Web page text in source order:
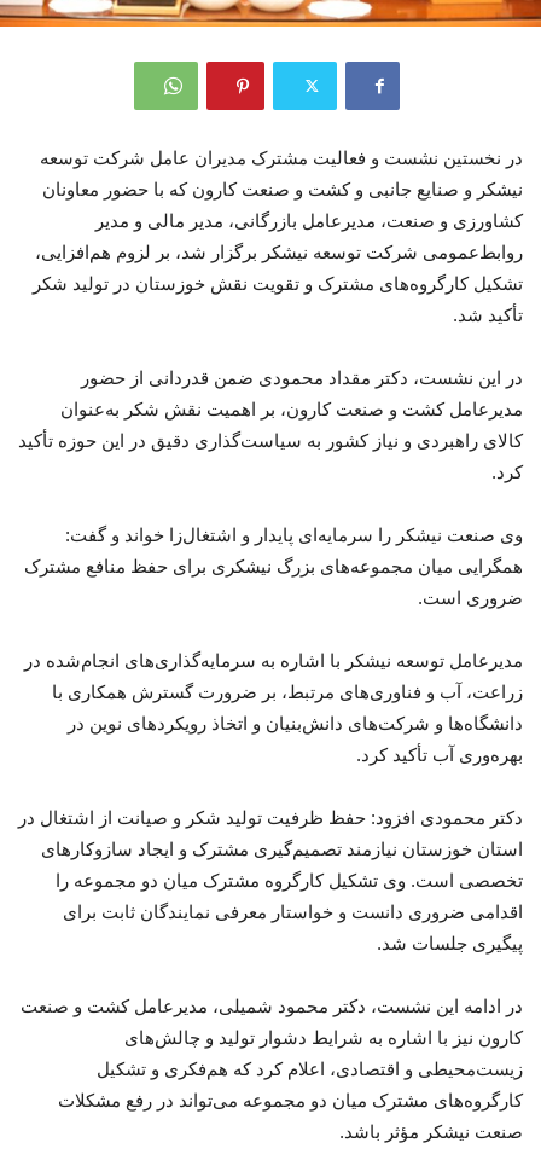
در نخستین نشست و فعالیت مشترک مدیران عامل شرکت توسعه
نیشکر و صنایع جانبی و کشت و صنعت کارون که با حضور معاونان
کشاورزی و صنعت، مدیرعامل بازرگانی، مدیر مالی و مدیر
روابط‌عمومی شرکت توسعه نیشکر برگزار شد، بر لزوم هم‌افزایی،
تشکیل کارگروه‌های مشترک و تقویت نقش خوزستان در تولید شکر
تأکید شد.
در این نشست، دکتر مقداد محمودی ضمن قدردانی از حضور
مدیرعامل کشت و صنعت کارون، بر اهمیت نقش شکر به‌عنوان
کالای راهبردی و نیاز کشور به سیاست‌گذاری دقیق در این حوزه تأکید
کرد.
وی صنعت نیشکر را سرمایه‌ای پایدار و اشتغال‌زا خواند و گفت:
همگرایی میان مجموعه‌های بزرگ نیشکری برای حفظ منافع مشترک
ضروری است.
مدیرعامل توسعه نیشکر با اشاره به سرمایه‌گذاری‌های انجام‌شده در
زراعت، آب و فناوری‌های مرتبط، بر ضرورت گسترش همکاری با
دانشگاه‌ها و شرکت‌های دانش‌بنیان و اتخاذ رویکردهای نوین در
بهره‌وری آب تأکید کرد.
دکتر محمودی افزود: حفظ ظرفیت تولید شکر و صیانت از اشتغال در
استان خوزستان نیازمند تصمیم‌گیری مشترک و ایجاد سازوکارهای
تخصصی است. وی تشکیل کارگروه مشترک میان دو مجموعه را
اقدامی ضروری دانست و خواستار معرفی نمایندگان ثابت برای
پیگیری جلسات شد.
در ادامه این نشست، دکتر محمود شمیلی، مدیرعامل کشت و صنعت
کارون نیز با اشاره به شرایط دشوار تولید و چالش‌های
زیست‌محیطی و اقتصادی، اعلام کرد که هم‌فکری و تشکیل
کارگروه‌های مشترک میان دو مجموعه می‌تواند در رفع مشکلات
صنعت نیشکر مؤثر باشد.